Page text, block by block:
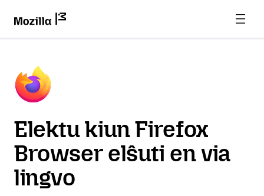
Elektu kiun Firefox
Browser elŝuti en via
lingvo